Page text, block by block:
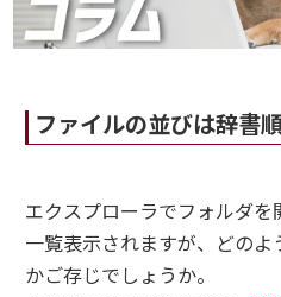
ファイルの並びは辞書
エクスプローラでフォルダ
一覧表示されますが、どの
かご存じでしょうか。